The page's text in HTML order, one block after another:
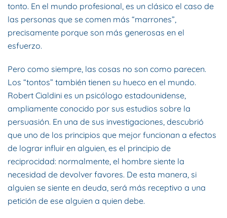
tonto. En el mundo profesional, es un clásico el caso de
las personas que se comen más “marrones”,
precisamente porque son más generosas en el
esfuerzo.
Pero como siempre, las cosas no son como parecen.
Los “tontos” también tienen su hueco en el mundo.
Robert Cialdini es un psicólogo estadounidense,
ampliamente conocido por sus estudios sobre la
persuasión. En una de sus investigaciones, descubrió
que uno de los principios que mejor funcionan a efectos
de lograr influir en alguien, es el principio de
reciprocidad: normalmente, el hombre siente la
necesidad de devolver favores. De esta manera, si
alguien se siente en deuda, será más receptivo a una
petición de ese alguien a quien debe.